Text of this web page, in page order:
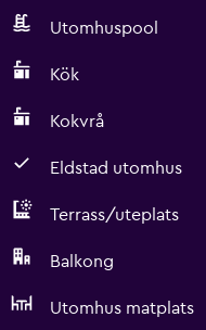
Utomhuspool
Kök
Kokvrå
Eldstad utomhus
Terrass/uteplats
Balkong
Utomhus matplats